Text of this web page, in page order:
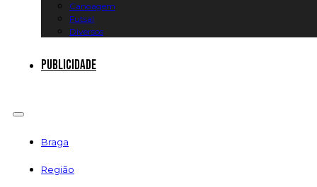
Canoagem
Futsal
Diversos
Publicidade
Braga
Região